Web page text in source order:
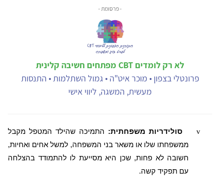
- פרסומת -
לא רק לומדים CBT מפתחים חשיבה קלינית
פרונטלי בצפון • מוכר איט"ה • גמול השתלמות • התנסות
מעשית, המשגה, ליווי אישי
v סולידריות משפחתית: התמיכה שהילד המטפל מקבל
ממשפחתו שלו או משאר בני המשפחה, למשל אחים ואחיות,
חשובה לא פחות, שכן היא מסייעת לו להתמודד בהצלחה
עם תפקיד קשה.